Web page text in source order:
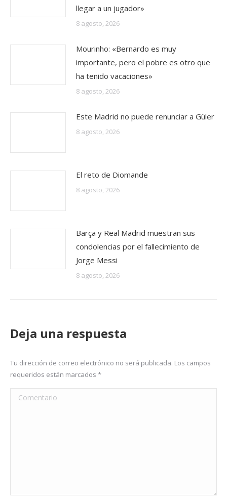
llegar a un jugador»
8 agosto, 2026
Mourinho: «Bernardo es muy
importante, pero el pobre es otro que
ha tenido vacaciones»
8 agosto, 2026
Este Madrid no puede renunciar a Güler
8 agosto, 2026
El reto de Diomande
8 agosto, 2026
Barça y Real Madrid muestran sus
condolencias por el fallecimiento de
Jorge Messi
8 agosto, 2026
Deja una respuesta
Tu dirección de correo electrónico no será publicada. Los campos
requeridos están marcados *
Comentario